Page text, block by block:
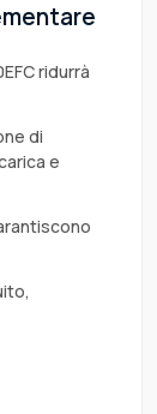
ridurrà
di
e